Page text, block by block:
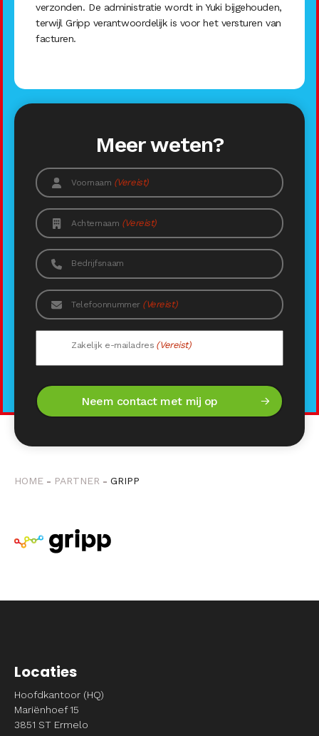
verzonden. De administratie wordt in Yuki bijgehouden,
terwijl Gripp verantwoordelijk is voor het versturen van
facturen.
Meer weten?
Voornaam (Vereist)
Achternaam (Vereist)
Bedrijfsnaam
Telefoonnummer (Vereist)
Zakelijk e-mailadres (Vereist)
HOME PARTNER GRIPP
Locaties
Hoofdkantoor (HQ)
Mariënhoef 15
3851 ST Ermelo